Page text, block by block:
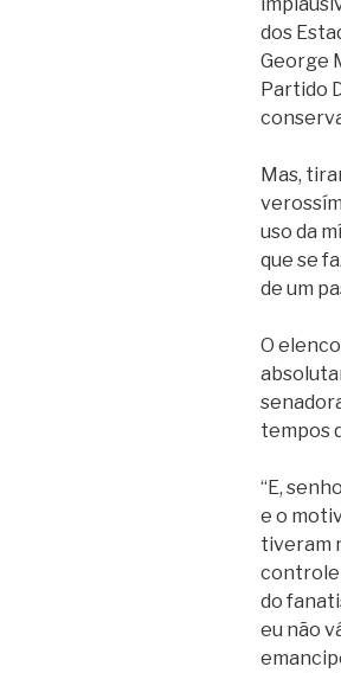
dos
George
Partido
Mas,
uso da
que se
de um
O
tempos
“E,
e o
tiveram
controle
do
eu não